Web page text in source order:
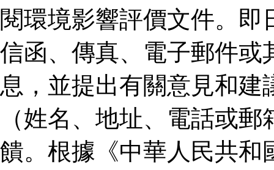
閱環境影響評價文件。
信函、傳真、電子郵件或
息，並提出有關意見和
（姓名、地址、電話或
饋。根據《中華人民共和